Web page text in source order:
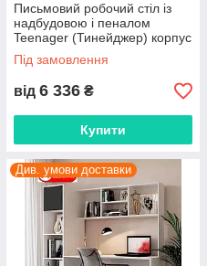
Письмовий робочий стіл із
надбудовою і пеналом
Teenager (Тинейджер) корпус
Білий/фасади колір Лаванда
(бузок)
Під замовлення
від 6 336 ₴
Купити
Див. умови доставки